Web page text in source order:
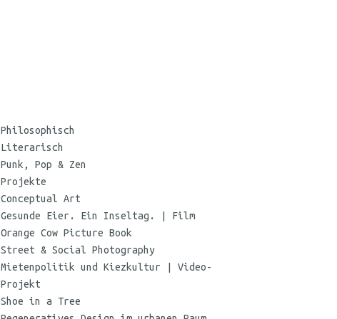
Koehne
Philosophisch
Literarisch
Punk, Pop & Zen
Projekte
Conceptual Art
Gesunde Eier. Ein Inseltag. | Film
Orange Cow Picture Book
Street & Social Photography
Mietenpolitik und Kiezkultur | Video-
Projekt
Shoe in a Tree